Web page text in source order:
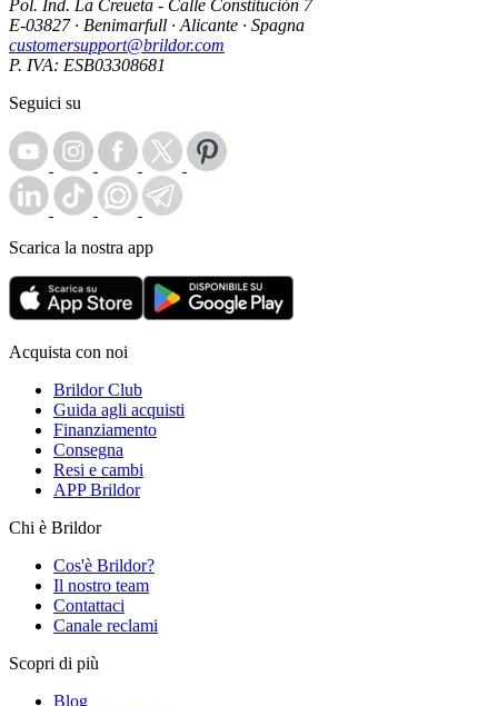
Pol. Ind. La Creueta - Calle Constitución 7
E-03827 · Benimarfull · Alicante · Spagna
customersupport@brildor.com
P. IVA: ESB03308681
Seguici su
Scarica la nostra app
Acquista con noi
Brildor Club
Guida agli acquisti
Finanziamento
Consegna
Resi e cambi
APP Brildor
Chi è Brildor
Cos'è Brildor?
Il nostro team
Contattaci
Canale reclami
Scopri di più
Blog